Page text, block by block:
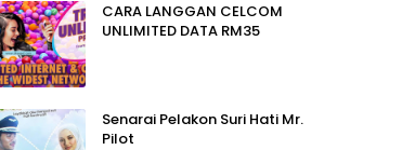
CARA LANGGAN CELCOM
UNLIMITED DATA RM35
Senarai Pelakon Suri Hati Mr.
Pilot